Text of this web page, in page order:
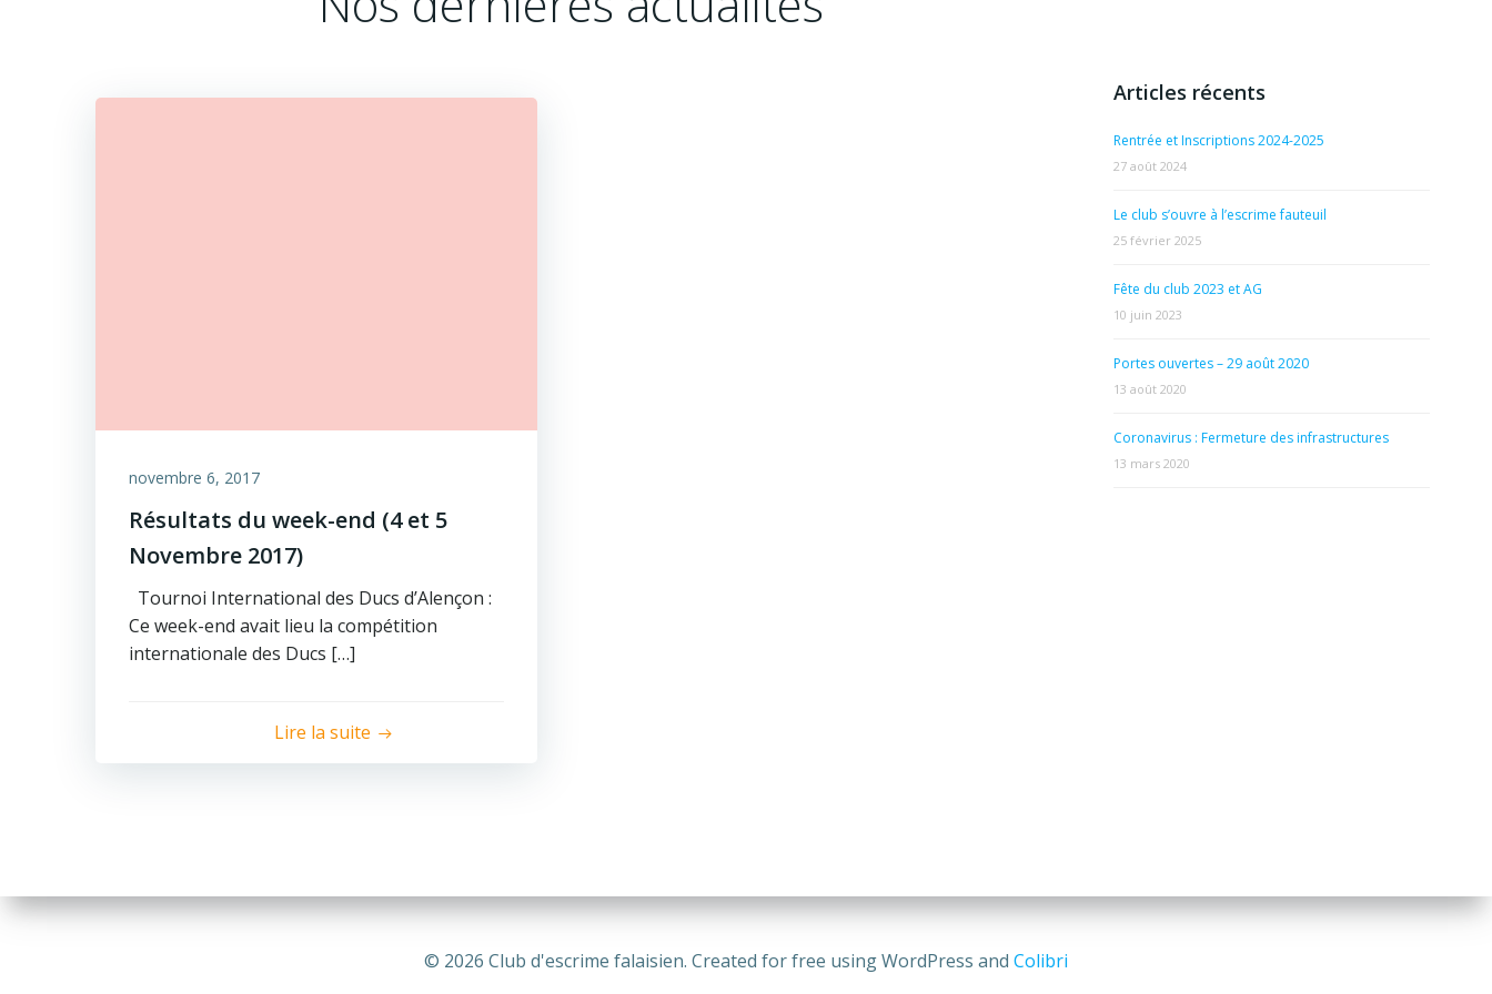
novembre 6, 2017
Résultats du week-end (4 et 5
Novembre 2017)
Tournoi International des Ducs d’Alençon :
Ce week-end avait lieu la compétition
internationale des Ducs […]
Lire la suite
Articles récents
Rentrée et Inscriptions 2024-2025
27 août 2024
Le club s’ouvre à l’escrime fauteuil
25 février 2025
Fête du club 2023 et AG
10 juin 2023
Portes ouvertes – 29 août 2020
13 août 2020
Coronavirus : Fermeture des infrastructures
13 mars 2020
© 2026 Club d'escrime falaisien. Created for free using WordPress and Colibri